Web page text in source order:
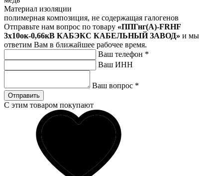
Материал изоляции
полимерная композиция, не содержащая галогенов
Отправьте нам вопрос по товару «ППГнг(А)-FRHF
3х10ок-0,66кВ КАБЭКС КАБЕЛЬНЫЙ ЗАВОД» и мы
ответим Вам в ближайшее рабочее время.
Ваш телефон *
Ваш ИНН
Ваш вопрос *
Отправить
С этим товаром покупают